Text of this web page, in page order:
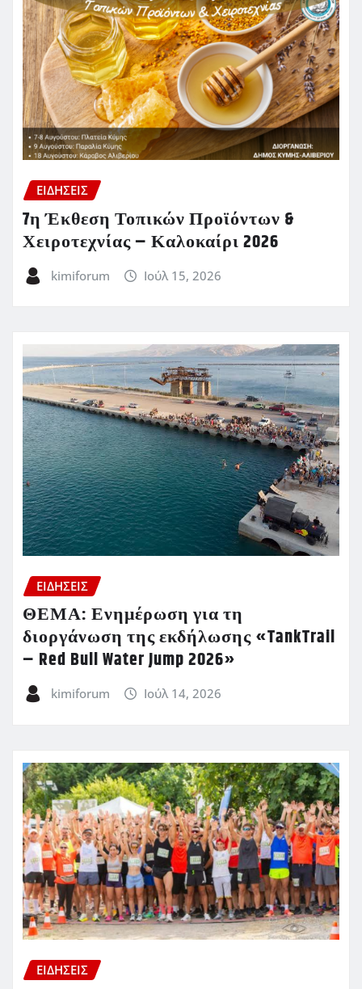
ΕΙΔΗΣΕΙΣ
7η Έκθεση Τοπικών Προϊόντων &
Χειροτεχνίας – Καλοκαίρι 2026
kimiforum Ιούλ 15, 2026
ΕΙΔΗΣΕΙΣ
ΘΕΜΑ: Ενημέρωση για τη
διοργάνωση της εκδήλωσης «TankTrail
– Red Bull Water Jump 2026»
kimiforum Ιούλ 14, 2026
ΕΙΔΗΣΕΙΣ